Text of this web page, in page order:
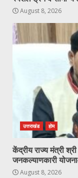
August 8, 2026
उत्तराखंड होम
केंद्रीय राज्य मंत्री
जनकल्याणकारी
August 8, 2026